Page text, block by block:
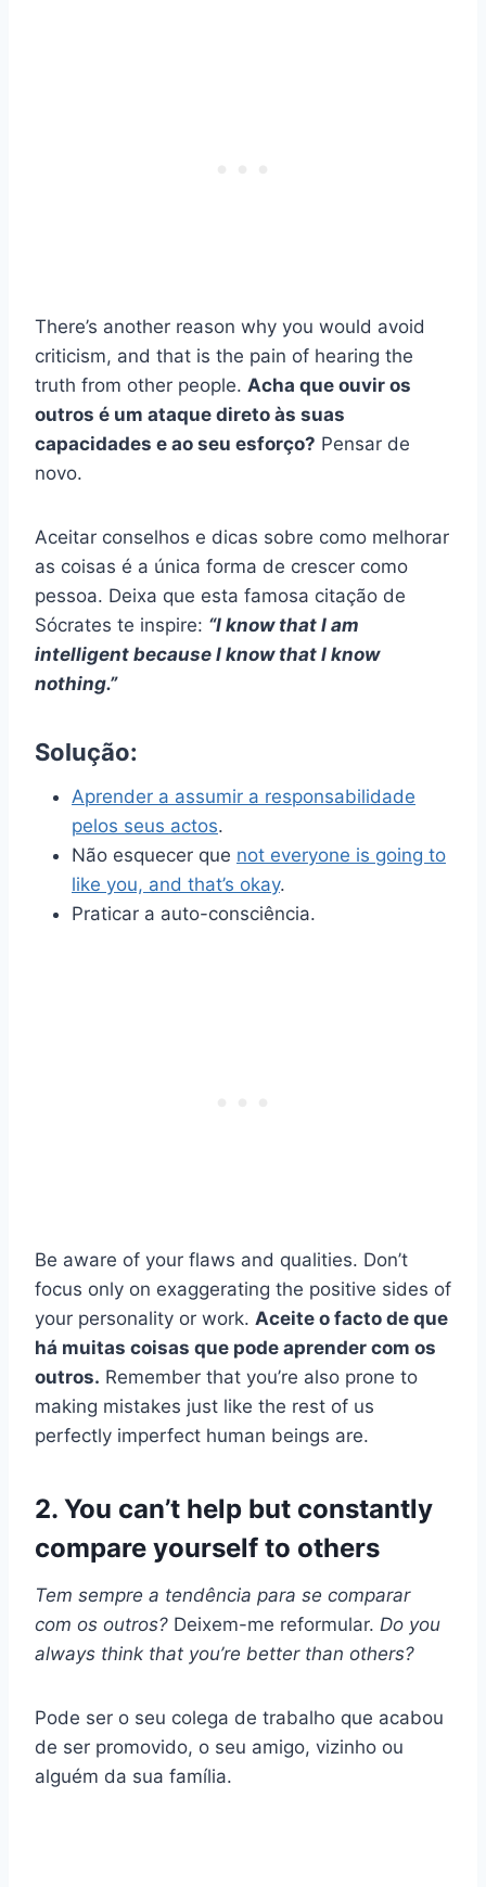
There’s another reason why you would avoid
criticism, and that is the pain of hearing the
truth from other people. Acha que ouvir os
outros é um ataque direto às suas
capacidades e ao seu esforço? Pensar de
novo.
Aceitar conselhos e dicas sobre como melhorar
as coisas é a única forma de crescer como
pessoa. Deixa que esta famosa citação de
Sócrates te inspire: “I know that I am
intelligent because I know that I know
nothing.”
Solução:
Aprender a assumir a responsabilidade
pelos seus actos.
Não esquecer que not everyone is going to
like you, and that’s okay.
Praticar a auto-consciência.
Be aware of your flaws and qualities. Don’t
focus only on exaggerating the positive sides of
your personality or work. Aceite o facto de que
há muitas coisas que pode aprender com os
outros. Remember that you’re also prone to
making mistakes just like the rest of us
perfectly imperfect human beings are.
2. You can’t help but constantly
compare yourself to others
Tem sempre a tendência para se comparar
com os outros? Deixem-me reformular. Do you
always think that you’re better than others?
Pode ser o seu colega de trabalho que acabou
de ser promovido, o seu amigo, vizinho ou
alguém da sua família.